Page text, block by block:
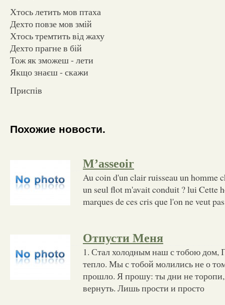
Хтось летить мов птаха
Дехто повзе мов змій
Хтось тремтить від жаху
Дехто прагне в бій
Тож як зможеш - лети
Якщо знаєш - скажи
Приспів
Похожие новости.
M’asseoir
Au coin d'un clair ruisseau un homme
un seul flot m'avait conduit ? lui Cette
marques de ces cris que l'on ne veut
Отпусти Меня
1. Стал холодным наш с тобою дом,
тепло. Мы с тобой молились не о
прошло. Я прошу: ты дни не
вернуть. Лишь прости и просто